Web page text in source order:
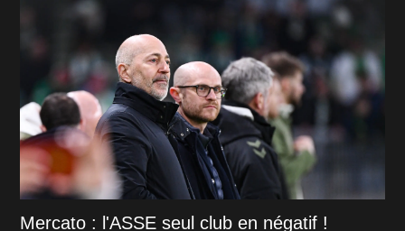
Mercato : l'ASSE seul club en négatif !